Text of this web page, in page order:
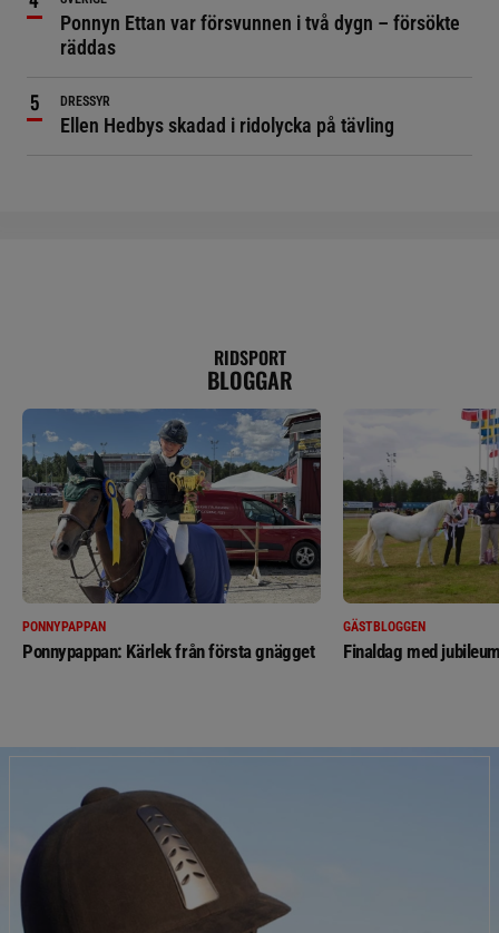
Ponnyn Ettan var försvunnen i två dygn – försökte
räddas
DRESSYR
Ellen Hedbys skadad i ridolycka på tävling
RIDSPORT
BLOGGAR
PONNYPAPPAN
Ponnypappan: Kärlek från första gnägget
GÄSTBLOGGEN
Finaldag med